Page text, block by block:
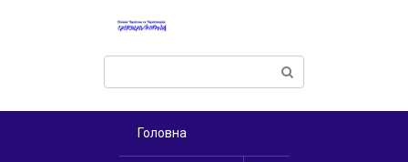
Поиск:
Головна